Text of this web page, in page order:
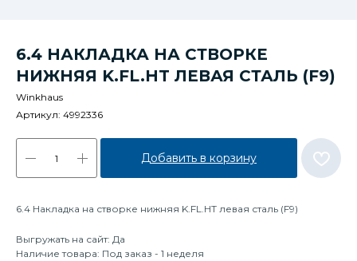
6.4 НАКЛАДКА НА СТВОРКЕ
НИЖНЯЯ K.FL.HT ЛЕВАЯ СТАЛЬ (F9)
Winkhaus
Артикул: 4992336
Добавить в корзину
6.4 Накладка на створке нижняя K.FL.HT левая сталь (F9)
Выгружать на сайт: Да
Наличие товара: Под заказ - 1 неделя